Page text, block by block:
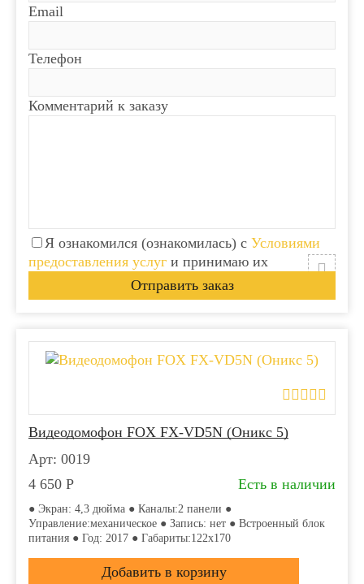
Email
Телефон
Комментарий к заказу
Я ознакомился (ознакомилась) с Условиями
предоставления услуг и принимаю их
Видеодомофон FOX FX-VD5N (Оникс 5)
Арт: 0019
4 650 Р Есть в наличии
● Экран: 4,3 дюйма ● Каналы:2 панели ●
Управление:механическое ● Запись: нет ● Встроенный блок
питания ● Год: 2017 ● Габариты:122x170